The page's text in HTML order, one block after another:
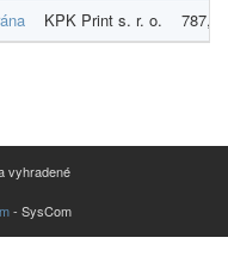
KPK Print s. r. o.
vyhradené
- SysCom